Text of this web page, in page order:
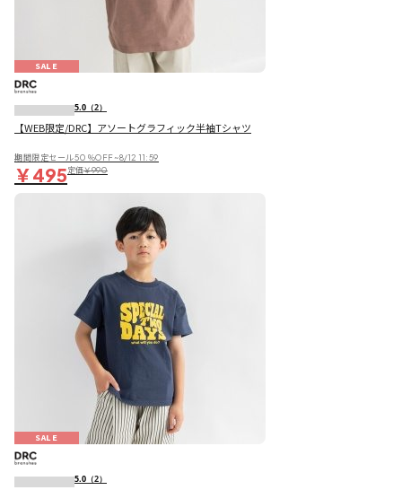
SALE
5.0 （2）
【WEB限定/DRC】アソートグラフィック半袖Tシャツ
期間限定セール50％OFF~8/12 11:59
￥495定価￥990
SALE
5.0 （2）